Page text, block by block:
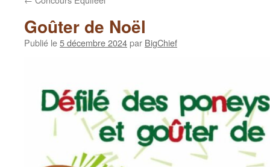
Goûter de Noël
Publié le5 décembre 2024par BigChief